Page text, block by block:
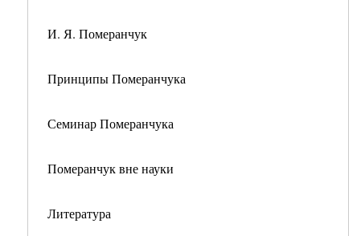
И. Я. Померанчук
Принципы Померанчука
Семинар Померанчука
Померанчук вне науки
Литература